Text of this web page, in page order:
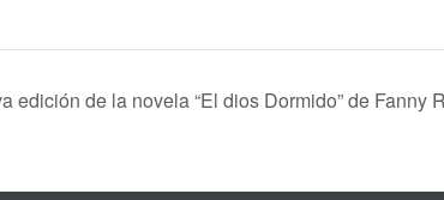
edición de la novela “El dios Dormido” de Fanny